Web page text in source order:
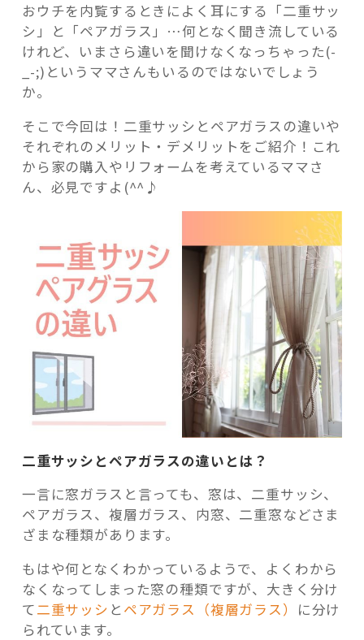
記事検索
おウチを内覧するときによく耳にする「二重サッ
シ」と「ペアガラス」…何となく聞き流している
けれど、いまさら違いを聞けなくなっちゃった(-
_-;)というママさんもいるのではないでしょう
か。
そこで今回は！二重サッシとペアガラスの違いや
それぞれのメリット・デメリットをご紹介！これ
から家の購入やリフォームを考えているママさ
ん、必見ですよ(^^♪
二重サッシとペアガラスの違いとは？
一言に窓ガラスと言っても、窓は、二重サッシ、
ペアガラス、複層ガラス、内窓、二重窓などさま
ざまな種類があります。
もはや何となくわかっているようで、よくわから
なくなってしまった窓の種類ですが、大きく分け
て二重サッシ とペアガラス（複層ガラス） に分け
られています。